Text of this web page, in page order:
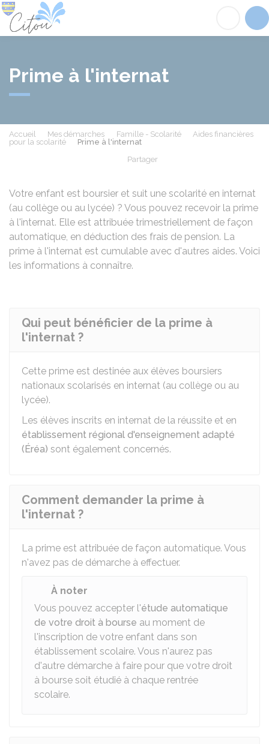
Prime à l'internat
Accueil Mes démarches Famille - Scolarité
Aides financières
pour la scolarité
Prime à l'internat
Partager
Votre enfant est boursier et suit une scolarité en internat
(au collège ou au lycée) ? Vous pouvez recevoir la prime
à l'internat. Elle est attribuée trimestriellement de façon
automatique, en déduction des frais de pension. La
prime à l'internat est cumulable avec d'autres aides. Voici
les informations à connaître.
Qui peut bénéficier de la prime à
l'internat ?
Cette prime est destinée aux élèves boursiers
nationaux scolarisés en internat (au collège ou au
lycée).
Les élèves inscrits en internat de la réussite et en
établissement régional d'enseignement adapté
(Éréa) sont également concernés.
Comment demander la prime à
l'internat ?
La prime est attribuée de façon automatique. Vous
n'avez pas de démarche à effectuer.
À noter
Vous pouvez accepter l'étude automatique
de votre droit à bourse au moment de
l'inscription de votre enfant dans son
établissement scolaire. Vous n'aurez pas
d'autre démarche à faire pour que votre droit
à bourse soit étudié à chaque rentrée
scolaire.